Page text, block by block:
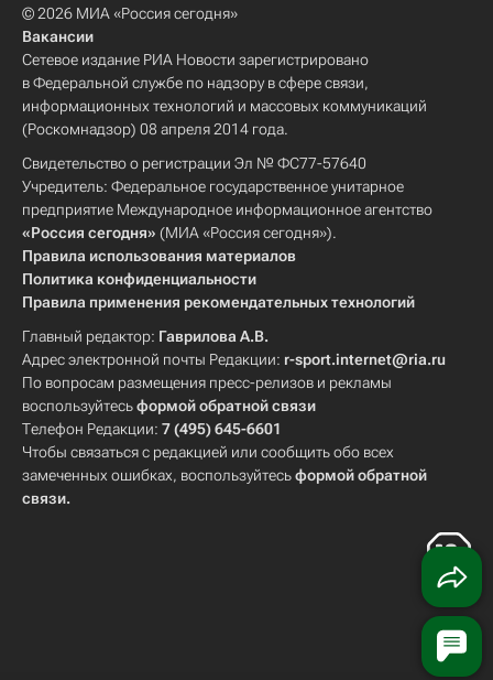
© 2026 МИА «Россия сегодня»
Вакансии
Сетевое издание РИА Новости зарегистрировано
в Федеральной службе по надзору в сфере связи,
информационных технологий и массовых коммуникаций
(Роскомнадзор) 08 апреля 2014 года.
Свидетельство о регистрации Эл № ФС77-57640
Учредитель: Федеральное государственное унитарное
предприятие Международное информационное агентство
«Россия сегодня» (МИА «Россия сегодня»).
Правила использования материалов
Политика конфиденциальности
Правила применения рекомендательных технологий
Главный редактор: Гаврилова А.В.
Адрес электронной почты Редакции: r-sport.internet@ria.ru
По вопросам размещения пресс-релизов и рекламы
воспользуйтесьформой обратной связи
Телефон Редакции: 7 (495) 645-6601
Чтобы связаться с редакцией или сообщить обо всех
замеченных ошибках, воспользуйтесьформой обратной
связи.